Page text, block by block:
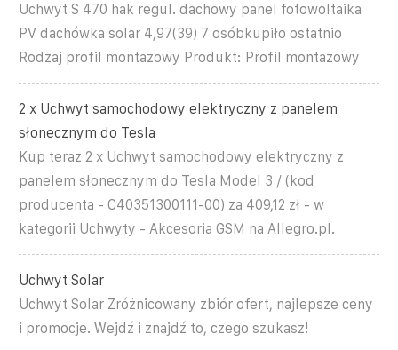
Uchwyt S 470 hak regul. dachowy panel fotowoltaika
PV dachówka solar 4,97(39) 7 osóbkupiło ostatnio
Rodzaj profil montażowy Produkt: Profil montażowy
2 x Uchwyt samochodowy elektryczny z panelem
słonecznym do Tesla
Kup teraz 2 x Uchwyt samochodowy elektryczny z
panelem słonecznym do Tesla Model 3 / (kod
producenta - C40351300111-00) za 409,12 zł - w
kategorii Uchwyty - Akcesoria GSM na Allegro.pl.
Uchwyt Solar
Uchwyt Solar Zróżnicowany zbiór ofert, najlepsze ceny
i promocje. Wejdź i znajdź to, czego szukasz!